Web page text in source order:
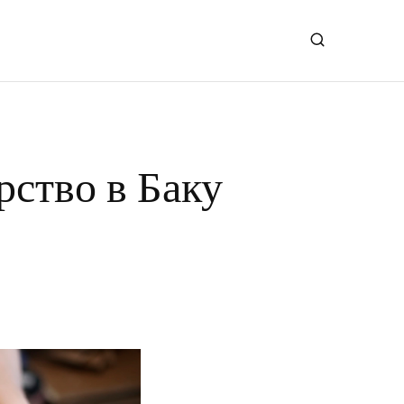
в Баку